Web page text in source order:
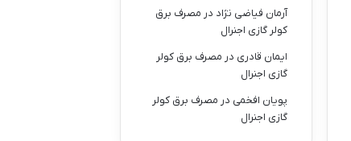
آرمان فیاضی نژاد در مصرف برق
کولر گازی اجنرال
ایمان قادری در مصرف برق کولر
گازی اجنرال
پویان افخمی در مصرف برق کولر
گازی اجنرال